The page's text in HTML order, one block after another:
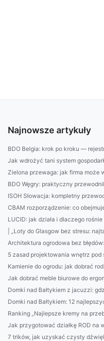
Najnowsze artykuły
BDO Belgia: krok po kroku —
Jak wdrożyć tani system
Zielona przewaga: jak firma może
BDO Węgry: praktyczny
ISOH Słowacja: kompletny
CBAM rozporządzenie: co
LUCID: jak działa i dlaczego
| „Loty do Glasgow bez stresu:
Architektura ogrodowa bez
5 zasad projektowania wnętrz pod
Kamienie do ogrodu: jak dobrać
Jak dobrać meble biurowe do
Domki nad Bałtykiem z jacuzzi:
Domki nad Bałtykiem: 12
Ranking „Najlepsze kremy na
Jak przygotować działkę ROD na
7 trików, jak uzyskać czysty